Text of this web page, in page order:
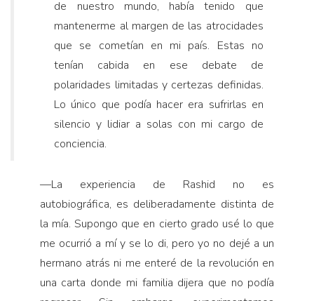
de nuestro mundo, había tenido que
mantenerme al margen de las atrocidades
que se cometían en mi país. Estas no
tenían cabida en ese debate de
polaridades limitadas y certezas definidas.
Lo único que podía hacer era sufrirlas en
silencio y lidiar a solas con mi cargo de
conciencia.
—La experiencia de Rashid no es
autobiográfica, es deliberadamente distinta de
la mía. Supongo que en cierto grado usé lo que
me ocurrió a mí y se lo di, pero yo no dejé a un
hermano atrás ni me enteré de la revolución en
una carta donde mi familia dijera que no podía